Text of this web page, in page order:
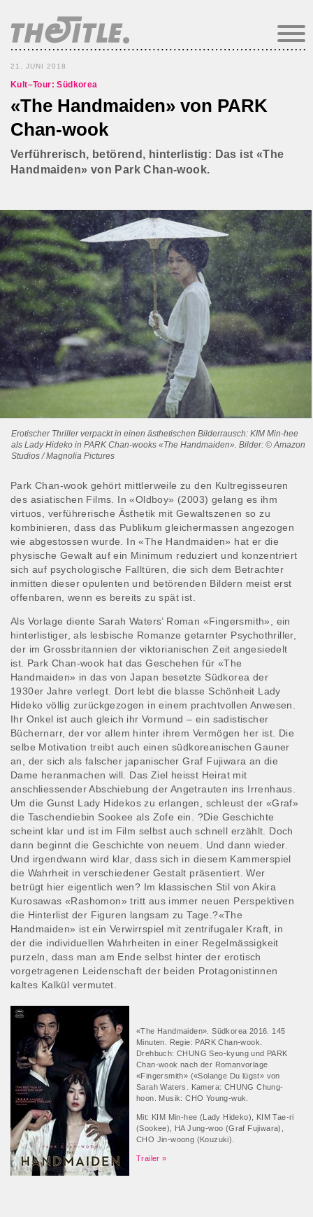
21. JUNI 2018
Kult–Tour: Südkorea
«The Handmaiden» von PARK
Chan-wook
Verführerisch, betörend, hinterlistig: Das ist «The
Handmaiden» von Park Chan-wook.
Erotischer Thriller verpackt in einen ästhetischen Bilderrausch: KIM Min-hee
als Lady Hideko in PARK Chan-wooks «The Handmaiden». Bilder: © Amazon
Studios / Magnolia Pictures
Park Chan-wook gehört mittlerweile zu den Kultregisseuren
des asiatischen Films. In «Oldboy» (2003) gelang es ihm
virtuos, verführerische Ästhetik mit Gewaltszenen so zu
kombinieren, dass das Publikum gleichermassen angezogen
wie abgestossen wurde. In «The Handmaiden» hat er die
physische Gewalt auf ein Minimum reduziert und konzentriert
sich auf psychologische Falltüren, die sich dem Betrachter
inmitten dieser opulenten und betörenden Bildern meist erst
offenbaren, wenn es bereits zu spät ist.
Als Vorlage diente Sarah Waters’ Roman «Fingersmith», ein
hinterlistiger, als lesbische Romanze getarnter Psychothriller,
der im Grossbritannien der viktorianischen Zeit angesiedelt
ist. Park Chan-wook hat das Geschehen für «The
Handmaiden» in das von Japan besetzte Südkorea der
1930er Jahre verlegt. Dort lebt die blasse Schönheit Lady
Hideko völlig zurückgezogen in einem prachtvollen Anwesen.
Ihr Onkel ist auch gleich ihr Vormund – ein sadistischer
Büchernarr, der vor allem hinter ihrem Vermögen her ist. Die
selbe Motivation treibt auch einen südkoreanischen Gauner
an, der sich als falscher japanischer Graf Fujiwara an die
Dame heranmachen will. Das Ziel heisst Heirat mit
anschliessender Abschiebung der Angetrauten ins Irrenhaus.
Um die Gunst Lady Hidekos zu erlangen, schleust der «Graf»
die Taschendiebin Sookee als Zofe ein. ?Die Geschichte
scheint klar und ist im Film selbst auch schnell erzählt. Doch
dann beginnt die Geschichte von neuem. Und dann wieder.
Und irgendwann wird klar, dass sich in diesem Kammerspiel
die Wahrheit in verschiedener Gestalt präsentiert. Wer
betrügt hier eigentlich wen? Im klassischen Stil von Akira
Kurosawas «Rashomon» tritt aus immer neuen Perspektiven
die Hinterlist der Figuren langsam zu Tage.?«The
Handmaiden» ist ein Verwirrspiel mit zentrifugaler Kraft, in
der die individuellen Wahrheiten in einer Regelmässigkeit
purzeln, dass man am Ende selbst hinter der erotisch
vorgetragenen Leidenschaft der beiden Protagonistinnen
kaltes Kalkül vermutet.
«The Handmaiden». Südkorea 2016. 145
Minuten. Regie: PARK Chan-wook.
Drehbuch: CHUNG Seo-kyung und PARK
Chan-wook nach der Romanvorlage
«Fingersmith» («Solange Du lügst» von
Sarah Waters. Kamera: CHUNG Chung-
hoon. Musik: CHO Young-wuk.
Mit: KIM Min-hee (Lady Hideko), KIM Tae-ri
(Sookee), HA Jung-woo (Graf Fujiwara),
CHO Jin-woong (Kouzuki).
Trailer »